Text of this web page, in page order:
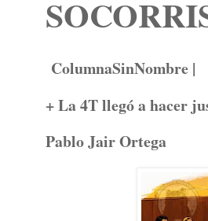
ColumnaSinNombre |
+ La 4T llegó a hacer
Pablo Jair Ortega